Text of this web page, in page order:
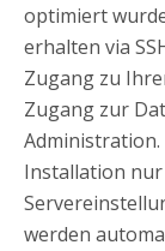
optimiert
erhalten via
Zugang zu
Zugang zur
Installation
werden